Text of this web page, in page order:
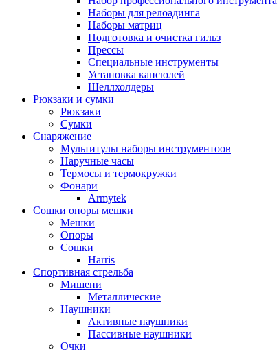
Наборы для релоадинга
Наборы матриц
Подготовка и очистка гильз
Прессы
Специальные инструменты
Установка капсюлей
Шеллхолдеры
Рюкзаки и сумки
Рюкзаки
Сумки
Снаряжение
Мультитулы наборы инструментоов
Наручные часы
Термосы и термокружки
Фонари
Armytek
Сошки опоры мешки
Мешки
Опоры
Сошки
Harris
Спортивная стрельба
Мишени
Металлические
Наушники
Активные наушники
Пассивные наушники
Очки